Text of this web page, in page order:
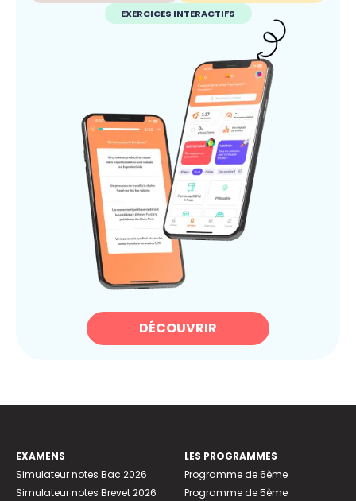
EXERCICES INTERACTIFS
DÉCOUVRIR
EXAMENS
Simulateur notes Bac 2026
Simulateur notes Brevet 2026
LES PROGRAMMES
Programme de 6ème
Programme de 5ème